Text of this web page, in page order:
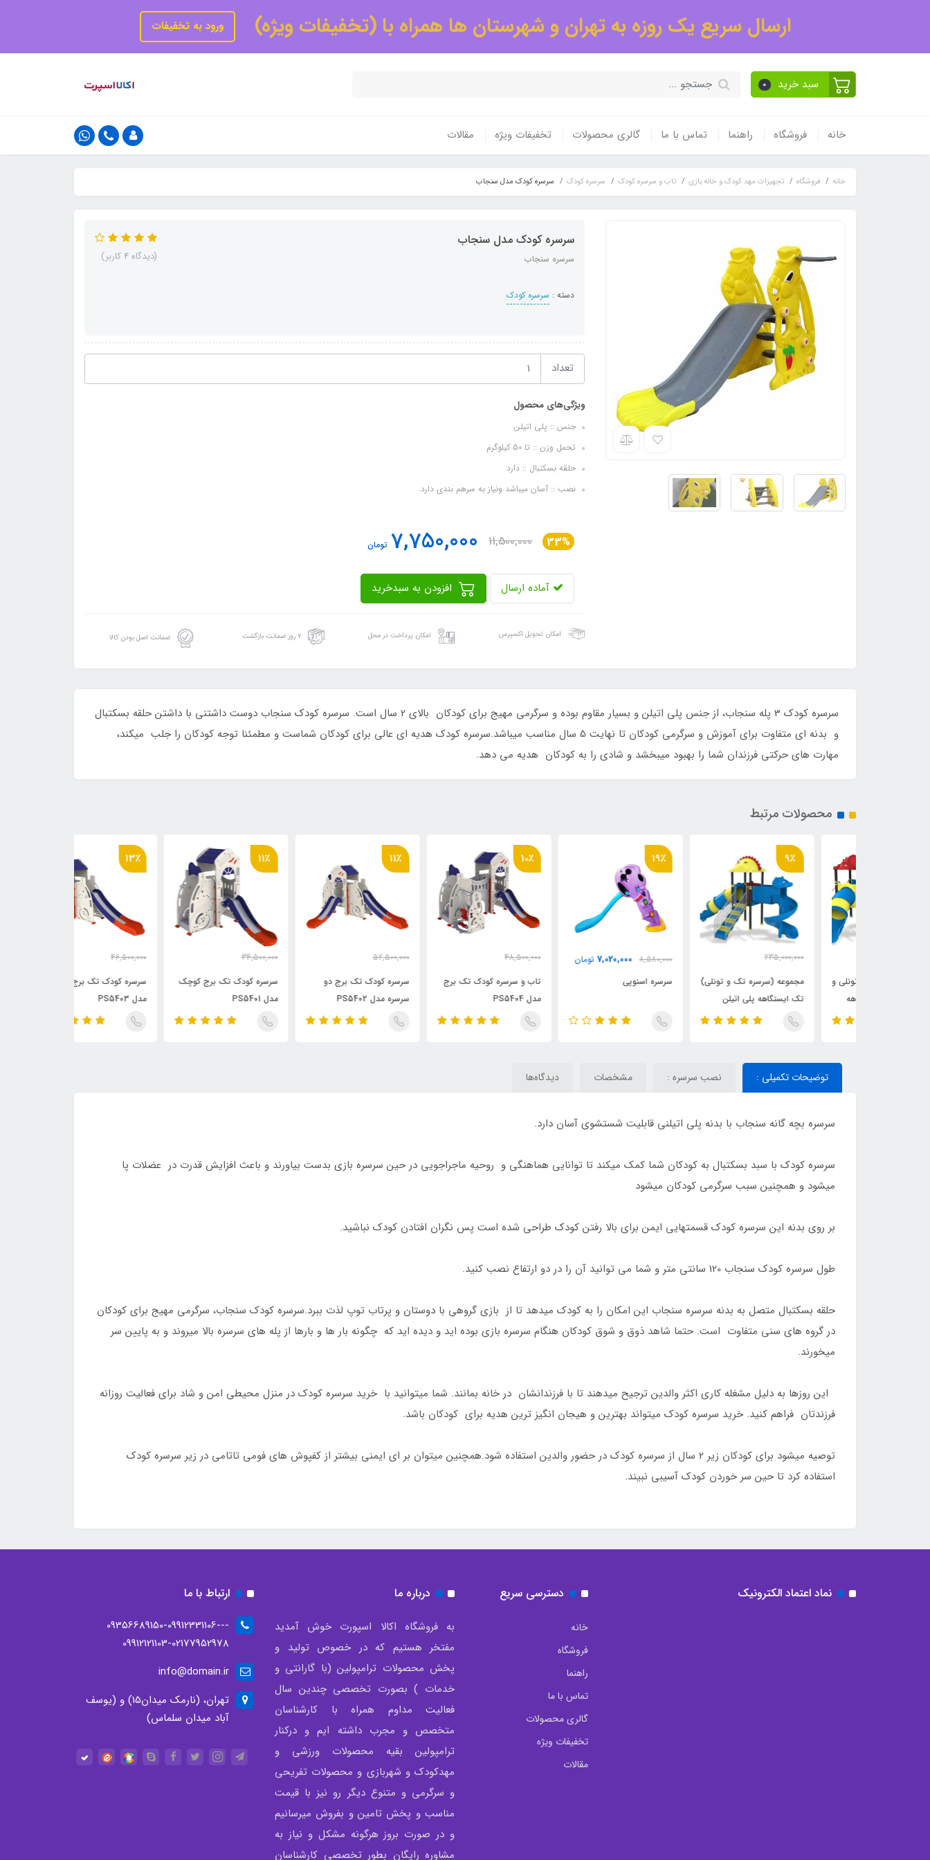
ارسال سریع یک روزه به تهران و شهرستان ها همراه با (تخفیفات ویژه) ورود به تخفیفات
سبد خرید 0
خانه فروشگاه راهنما تماس با ما گالری محصولات تخفیفات ویژه مقالات
خانه فروشگاه تجهیزات مهد کودک و خانه بازی تاب و سرسره کودک سرسره کودک سرسره کودک مدل سنجاب
سرسره کودک مدل سنجاب
سرسره سنجاب
دسته : سرسره کودک
(دیدگاه 4 کاربر)
تعداد
ویژگی‌های محصول
جنس :: پلی اتیلن
تحمل وزن :: تا 50 کیلوگرم
حلقه بسکتبال :: دارد
نصب :: آسان میباشد ونیاز به سرهم بندی دارد.
33%
11,500,000
7,750,000 تومان
آماده ارسال
امکان تحویل اکسپرس امکان پرداخت در محل ۷ روز ضمانت بازگشت ضمانت اصل بودن کالا
سرسره کودک 3 پله سنجاب، از جنس پلی اتیلن و بسیار مقاوم بوده و سرگرمی مهیج برای کودکان بالای 2 سال است. سرسره کودک سنجاب دوست داشتنی با داشتن حلقه بسکتبال
و بدنه ای متفاوت برای آموزش و سرگرمی کودکان تا نهایت 5 سال مناسب میباشد.سرسره کودک هدیه ای عالی برای کودکان شماست و مطمئنا توجه کودکان را جلب میکند،
مهارت های حرکتی فرزندان شما را بهبود میبخشد و شادی را به کودکان هدیه می دهد.
محصولات مرتبط
مجموعه (سرسره تک و تونلی)
تک ایستگاهه پلی اتیلن
پارکی(P1111)
7,020,000 تومان
سرسره اسنوپی
48,500,000
43,650,000 تومان
تاب و سرسره کودک تک برج
46,900,000 تومان
سرسره کودک تک برج دو
تومان
سرسره کودک تک برج کوچک
40,750,000 تومان
سرسره کودک تک برج بزرگ
توضیحات تکمیلی : نصب سرسره : مشخصات دیدگاه‌ها
سرسره بچه گانه سنجاب با بدنه پلی اتیلنی قابلیت شستشوی آسان دارد.
سرسره کودک با سبد بسکتبال به کودکان شما کمک میکند تا توانایی هماهنگی و روحيه ماجراجويی در حين سرسره بازی بدست بیاورند و باعث افزایش قدرت در عضلات پا
میشود و همچنین سبب سرگرمی کودکان میشود
بر روی بدنه این سرسره کودک قسمتهایی ایمن برای بالا رفتن کودک طراحی شده است پس نگران افتادن کودک نباشید.
طول سرسره کودک سنجاب 120 سانتی متر و شما می توانید آن را در دو ارتفاع نصب کنید.
حلقه بسکتبال متصل به بدنه سرسره سنجاب این امکان را به کودک میدهد تا از بازی گروهی با دوستان و پرتاب توپ لذت ببرد.سرسره کودک سنجاب، سرگرمی مهیج برای کودکان
در گروه های سنی متفاوت است. حتما شاهد ذوق و شوق کودکان هنگام سرسره بازی بوده اید و دیده اید که چگونه بار ها و بارها از پله های سرسره بالا میروند و به پایین سر
میخورند.
این روزها به دلیل مشغله کاری اکثر والدین ترجیح میدهند تا با فرزندانشان در خانه بمانند. شما میتوانید با خرید سرسره کودک در منزل محیطی امن و شاد برای فعالیت روزانه
فرزندتان فراهم کنید. خرید سرسره کودک میتواند بهترین و هیجان انگیز ترین هدیه برای کودکان باشد.
توصیه میشود برای کودکان زیر 2 سال از سرسره کودک در حضور والدین استفاده شود.همچنین میتوان بر ای ایمنی بیشتر از کفپوش های فومی تاتامی در زیر سرسره کودک
استفاده کرد تا حین سر خوردن کودک آسیبی نبیند.
نماد اعتماد الکترونیک دسترسی سریع
خانه
فروشگاه
راهنما
تماس با ما
گالری محصولات
تخفیفات ویژه
مقالات
درباره ما
به فروشگاه اکالا اسپورت خوش آمدید
مفتخر هستیم که در خصوص تولید و
پخش محصولات ترامپولین (با گارانتی و
خدمات ) بصورت تخصصی چندین سال
فعالیت مداوم همراه با کارشناسان
متخصص و مجرب داشته ایم و درکنار
ترامپولین بقیه محصولات ورزشی و
مهدکودک و شهربازی و محصولات تفریحی
و سرگرمی و متنوع دیگر رو نیز با قیمت
مناسب و پخش تامین و بفروش میرسانیم
و در صورت بروز هرگونه مشکل و نیاز به
مشاوره رایگان بطور تخصصی کارشناسان
ارتباط با ما
--09356689150-09912331106-
09912121103-02177952978
info@domain.ir
تهران، (نارمک میدان15) و (یوسف
آباد میدان سلماس)